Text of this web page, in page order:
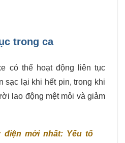
trong ca
có thể hoạt động liên tục
sạc lại khi hết pin, trong khi
lao động mệt mỏi và giảm
điện mới nhất: Yếu tố